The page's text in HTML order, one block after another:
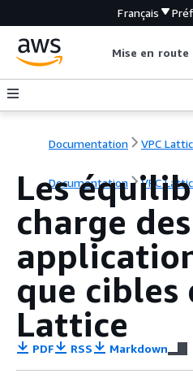
Français
Mise en route
Documentation VPC
Documentation VPC
Les
charge des
que cibles
Lattice
PDF RSS Markdown